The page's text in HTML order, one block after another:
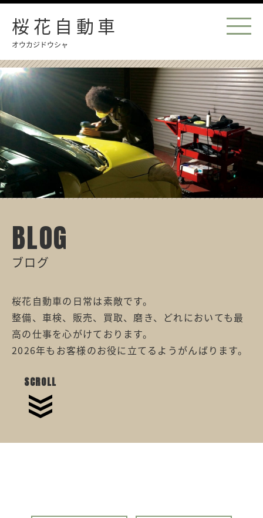
桜花自動車
オウカジドウシャ
BLOG
ブログ
桜花自動車の日常は素敵です。
整備、車検、販売、買取、磨き、どれにおいても最
高の仕事を心がけております。
2026年もお客様のお役に立てるようがんばります。
SCROLL